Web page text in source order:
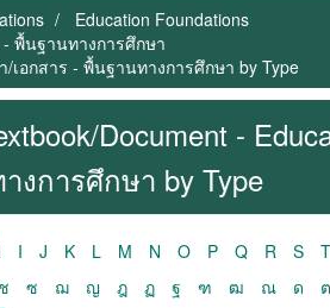
Education Foundations
- พื้นฐานทางการศึกษา
/เอกสาร - พื้นฐานทางการศึกษา by Type
Document -
งการศึกษา by Type
I J K L M N O P Q R S T
ช ซ ฌ ญ ฎ ฏ ฐ ฑ ฒ ณ ด ต